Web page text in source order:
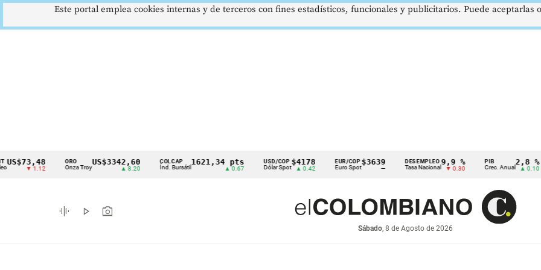
Cintillo
indicadores
económicos
1.12
ORO
Onza Troy
US$3342,60 COLCAP
Índ. Bursátil
1621,34 pts USD/COP
Dólar Spot
$4178
▲ 0.42
EUR/COP
Euro Spot
$3639
—
DESEMPLEO
Tasa Nacional
9,9 %
▼ 0.30
PIB
Crec. Anual
2,8 %
▲ 0.10
graphic_eq play_arrow photo_camera
Sábado, 8 de Agosto de 2026
Este portal emplea cookies internas y de terceros con fines estadísticos, funcionales y publicitarios. Puede aceptarlas